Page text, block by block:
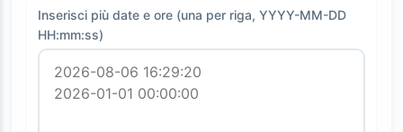
Inserisci più date e ore (una per riga, YYYY-MM-DD
HH:mm:ss)